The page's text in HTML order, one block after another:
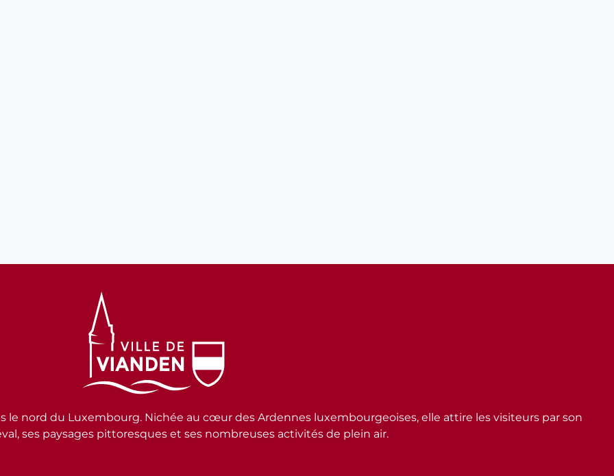
nord du Luxembourg. Nichée au cœur des Ardennes luxembourgeoises, elle attire les visiteurs par son
ses paysages pittoresques et ses nombreuses activités de plein air.